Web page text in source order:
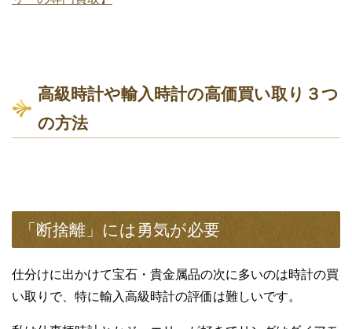
高級時計や輸入時計の高価買い取り３つ
の方法
「断捨離」には勇気が必要
仕分けに出かけて宝石・貴金属品の次に多いのは時計の買
い取りで、特に輸入高級時計の評価は難しいです。